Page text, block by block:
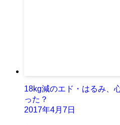
18kg減のエド・はるみ、
った？
2017年4月7日